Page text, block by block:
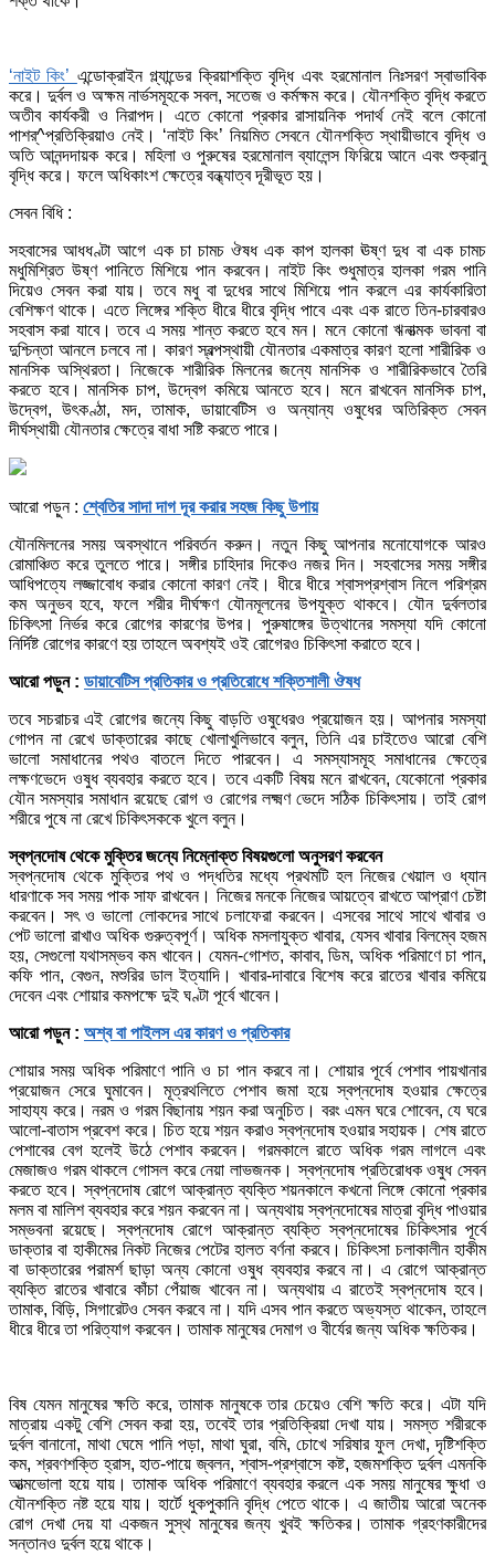
‘নাইট কিং’ এন্ডোক্রাইন গ্ল্যান্ডের ক্রিয়াশক্তি বৃদ্ধি এবং হরমোনাল নিঃসরণ স্বাভাবিক
করে। দুর্বল ও অক্ষম নার্ভসমূহকে সবল, সতেজ ও কর্মক্ষম করে। যৌনশক্তি বৃদ্ধি করতে
অতীব কার্যকরী ও নিরাপদ। এতে কোনো প্রকার রাসায়নিক পদার্থ নেই বলে কোনো
পাশর্^প্রতিক্রিয়াও নেই। ‘নাইট কিং’ নিয়মিত সেবনে যৌনশক্তি স্থায়ীভাবে বৃদ্ধি ও
অতি আনন্দদায়ক করে। মহিলা ও পুরুষের হরমোনাল ব্যালেন্স ফিরিয়ে আনে এবং শুক্রানু
বৃদ্ধি করে। ফলে অধিকাংশ ক্ষেত্রে বন্ধ্যাত্ব দূরীভূত হয়।
সেবন বিধি :
সহবাসের আধধণ্টা আগে এক চা চামচ ঔষধ এক কাপ হালকা ঊষ্ণ দুধ বা এক চামচ
মধুমিশ্রিত উষ্ণ পানিতে মিশিয়ে পান করবেন। নাইট কিং শুধুমাত্র হালকা গরম পানি
দিয়েও সেবন করা যায়। তবে মধু বা দুধের সাথে মিশিয়ে পান করলে এর কার্যকারিতা
বেশিক্ষণ থাকে। এতে লিঙ্গের শক্তি ধীরে ধীরে বৃদ্ধি পাবে এবং এক রাতে তিন-চারবারও
সহবাস করা যাবে। তবে এ সময় শান্ত করতে হবে মন। মনে কোনো ঋনাত্মক ভাবনা বা
দুশ্চিন্তা আনলে চলবে না। কারণ স্বল্পস্থায়ী যৌনতার একমাত্র কারণ হলো শারীরিক ও
মানসিক অস্থিরতা। নিজেকে শারীরিক মিলনের জন্যে মানসিক ও শারীরিকভাবে তৈরি
করতে হবে। মানসিক চাপ, উদ্বেগ কমিয়ে আনতে হবে। মনে রাখবেন মানসিক চাপ,
উদ্বেগ, উৎকণ্ঠা, মদ, তামাক, ডায়াবেটিস ও অন্যান্য ওষুধের অতিরিক্ত সেবন
দীর্ঘস্থায়ী যৌনতার ক্ষেত্রে বাধা সষ্টি করতে পারে।
আরো পড়ুন : শ্বেতির সাদা দাগ দূর করার সহজ কিছু উপায়
যৌনমিলনের সময় অবস্থানে পরিবর্তন করুন। নতুন কিছু আপনার মনোযোগকে আরও
রোমাঞ্চিত করে তুলতে পারে। সঙ্গীর চাহিদার দিকেও নজর দিন। সহবাসের সময় সঙ্গীর
আধিপত্যে লজ্জাবোধ করার কোনো কারণ নেই। ধীরে ধীরে শ্বাসপ্রশ্বাস নিলে পরিশ্রম
কম অনুভব হবে, ফলে শরীর দীর্ঘক্ষণ যৌনমূলনের উপযুক্ত থাকবে। যৌন দুর্বলতার
চিকিৎসা নির্ভর করে রোগের কারণের উপর। পুরুষাঙ্গের উত্থানের সমস্যা যদি কোনো
নির্দিষ্ট রোগের কারণে হয় তাহলে অবশ্যই ওই রোগেরও চিকিৎসা করাতে হবে।
আরো পড়ুন : ডায়াবেটিস প্রতিকার ও প্রতিরোধে শক্তিশালী ঔষধ
তবে সচরাচর এই রোগের জন্যে কিছু বাড়তি ওষুধেরও প্রয়োজন হয়। আপনার সমস্যা
গোপন না রেখে ডাক্তারের কাছে খোলাখুলিভাবে বলুন, তিনি এর চাইতেও আরো বেশি
ভালো সমাধানের পথও বাতলে দিতে পারবেন। এ সমস্যাসমূহ সমাধানের ক্ষেত্রে
লক্ষণভেদে ওষুধ ব্যবহার করতে হবে। তবে একটি বিষয় মনে রাখবেন, যেকোনো প্রকার
যৌন সমস্যার সমাধান রয়েছে রোগ ও রোগের লক্ষ্মণ ভেদে সঠিক চিকিৎসায়। তাই রোগ
শরীরে পুষে না রেখে চিকিৎসককে খুলে বলুন।
স্বপ্নদোষ থেকে মুক্তির জন্যে নিম্নোক্ত বিষয়গুলো অনুসরণ করবেন
স্বপ্নদোষ থেকে মুক্তির পথ ও পদ্ধতির মধ্যে প্রথমটি হল নিজের খেয়াল ও ধ্যান
ধারণাকে সব সময় পাক সাফ রাখবেন। নিজের মনকে নিজের আয়ত্বে রাখতে আপ্রাণ চেষ্টা
করবেন। সৎ ও ভালো লোকদের সাথে চলাফেরা করবেন। এসবের সাথে সাথে খাবার ও
পেট ভালো রাখাও অধিক গুরুত্বপূর্ণ। অধিক মসলাযুক্ত খাবার, যেসব খাবার বিলম্বে হজম
হয়, সেগুলো যথাসম্ভব কম খাবেন। যেমন-গোশত, কাবাব, ডিম, অধিক পরিমাণে চা পান,
কফি পান, বেগুন, মশুরির ডাল ইত্যাদি। খাবার-দাবারে বিশেষ করে রাতের খাবার কমিয়ে
দেবেন এবং শোয়ার কমপক্ষে দুই ঘণ্টা পূর্বে খাবেন।
আরো পড়ুন : অশ্ব বা পাইলস এর কারণ ও প্রতিকার
শোয়ার সময় অধিক পরিমাণে পানি ও চা পান করবে না। শোয়ার পূর্বে পেশাব পায়খানার
প্রয়োজন সেরে ঘুমাবেন। মূত্রথলিতে পেশাব জমা হয়ে স্বপ্নদোষ হওয়ার ক্ষেত্রে
সাহায্য করে। নরম ও গরম বিছানায় শয়ন করা অনুচিত। বরং এমন ঘরে শোবেন, যে ঘরে
আলো-বাতাস প্রবেশ করে। চিত হয়ে শয়ন করাও স্বপ্নদোষ হওয়ার সহায়ক। শেষ রাতে
পেশাবের বেগ হলেই উঠে পেশাব করবেন। গরমকালে রাতে অধিক গরম লাগলে এবং
মেজাজও গরম থাকলে গোসল করে নেয়া লাভজনক। স্বপ্নদোষ প্রতিরোধক ওষুধ সেবন
করতে হবে। স্বপ্নদোষ রোগে আক্রান্ত ব্যক্তি শয়নকালে কখনো লিঙ্গে কোনো প্রকার
মলম বা মালিশ ব্যবহার করে শয়ন করবেন না। অন্যথায় স্বপ্নদোষের মাত্রা বৃদ্ধি পাওয়ার
সম্ভবনা রয়েছে। স্বপ্নদোষ রোগে আক্রান্ত ব্যক্তি স্বপ্নদোষের চিকিৎসার পূর্বে
ডাক্তার বা হাকীমের নিকট নিজের পেটের হালত বর্ণনা করবে। চিকিৎসা চলাকালীন হাকীম
বা ডাক্তারের পরামর্শ ছাড়া অন্য কোনো ওষুধ ব্যবহার করবে না। এ রোগে আক্রান্ত
ব্যক্তি রাতের খাবারে কাঁচা পেঁয়াজ খাবেন না। অন্যথায় এ রাতেই স্বপ্নদোষ হবে।
তামাক, বিড়ি, সিগারেটও সেবন করবে না। যদি এসব পান করতে অভ্যস্ত থাকেন, তাহলে
ধীরে ধীরে তা পরিত্যাগ করবেন। তামাক মানুষের দেমাগ ও বীর্যের জন্য অধিক ক্ষতিকর।
বিষ যেমন মানুষের ক্ষতি করে, তামাক মানুষকে তার চেয়েও বেশি ক্ষতি করে। এটা যদি
মাত্রায় একটু বেশি সেবন করা হয়, তবেই তার প্রতিক্রিয়া দেখা যায়। সমস্ত শরীরকে
দুর্বল বানানো, মাথা ঘেমে পানি পড়া, মাথা ঘুরা, বমি, চোখে সরিষার ফুল দেখা, দৃষ্টিশক্তি
কম, শ্রবণশক্তি হ্রাস, হাত-পায়ে জ্বলন, শ্বাস-প্রশ্বাসে কষ্ট, হজমশক্তি দুর্বল এমনকি
আত্মভোলা হয়ে যায়। তামাক অধিক পরিমাণে ব্যবহার করলে এক সময় মানুষের ক্ষুধা ও
যৌনশক্তি নষ্ট হয়ে যায়। হার্টে ধুকপুকানি বৃদ্ধি পেতে থাকে। এ জাতীয় আরো অনেক
রোগ দেখা দেয় যা একজন সুস্থ মানুষের জন্য খুবই ক্ষতিকর। তামাক গ্রহণকারীদের
সন্তানও দুর্বল হয়ে থাকে।